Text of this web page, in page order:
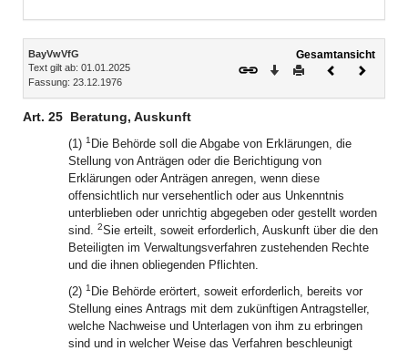
Inhalt
BayVwVfG
Text gilt ab: 01.01.2025
Fassung: 23.12.1976
Gesamtansicht
Download
DruckenVorheriges
Art. 25 Beratung, Auskunft
(1) 1 Die Behörde soll die Abgabe von Erklärungen, die
Stellung von Anträgen oder die Berichtigung von
Erklärungen oder Anträgen anregen, wenn diese
offensichtlich nur versehentlich oder aus Unkenntnis
unterblieben oder unrichtig abgegeben oder gestellt worden
sind. 2Sie erteilt, soweit erforderlich, Auskunft über die den
Beteiligten im Verwaltungsverfahren zustehenden Rechte
und die ihnen obliegenden Pflichten.
(2) 1 Die Behörde erörtert, soweit erforderlich, bereits vor
Stellung eines Antrags mit dem zukünftigen Antragsteller,
welche Nachweise und Unterlagen von ihm zu erbringen
sind und in welcher Weise das Verfahren beschleunigt